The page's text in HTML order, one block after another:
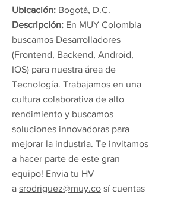
Ubicación: Bogotá, D.C.
Descripción: En MUY Colombia
buscamos Desarrolladores
(Frontend, Backend, Android,
IOS) para nuestra área de
Tecnología. Trabajamos en una
cultura colaborativa de alto
rendimiento y buscamos
soluciones innovadoras para
mejorar la industria. Te invitamos
a hacer parte de este gran
equipo! Envia tu HV
a srodriguez@muy.co sí cuentas